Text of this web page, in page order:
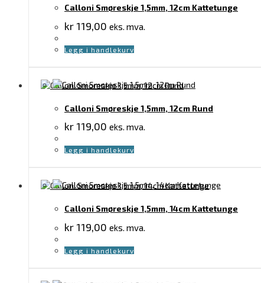
Calloni Smøreskje 1,5mm, 12cm Kattetunge
kr 119,00 eks. mva.
Legg i handlekurv
Calloni Smøreskje 1,5mm, 12cm Rund
kr 119,00 eks. mva.
Legg i handlekurv
Calloni Smøreskje 1,5mm, 14cm Kattetunge
kr 119,00 eks. mva.
Legg i handlekurv